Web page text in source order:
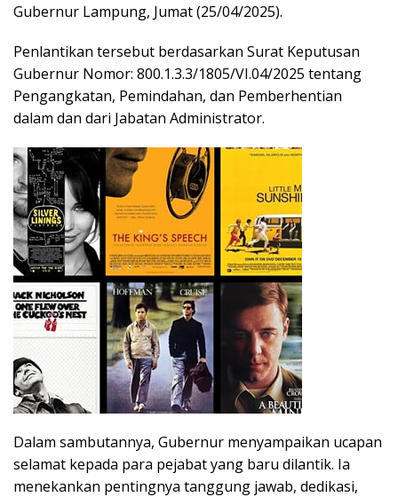
Gubernur Lampung, Jumat (25/04/2025).
Penlantikan tersebut berdasarkan Surat Keputusan
Gubernur Nomor: 800.1.3.3/1805/VI.04/2025 tentang
Pengangkatan, Pemindahan, dan Pemberhentian
dalam dan dari Jabatan Administrator.
Dalam sambutannya, Gubernur menyampaikan ucapan
selamat kepada para pejabat yang baru dilantik. Ia
menekankan pentingnya tanggung jawab, dedikasi,